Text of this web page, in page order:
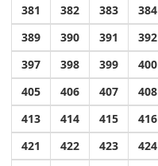
381
382 383 384
389
390 391 392
397
398 399 400
405
406 407 408
413
414 415 416
421
422 423 424